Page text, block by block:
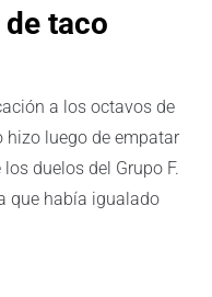
taco
a los octavos de
hizo luego de empatar
duelos del Grupo F.
que había igualado